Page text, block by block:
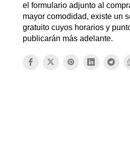
el formulario adjunto al
mayor comodidad, existe un
gratuito cuyos horarios y
publicarán más adelante.